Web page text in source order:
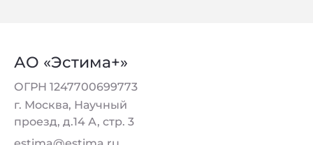
АО «Эстима+»
ОГРН 1247700699773
г. Москва, Научный
проезд, д.14 А, стр. 3